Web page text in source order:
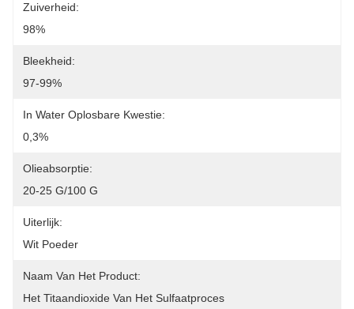
Zuiverheid:
98%
Bleekheid:
97-99%
In Water Oplosbare Kwestie:
0,3%
Olieabsorptie:
20-25 G/100 G
Uiterlijk:
Wit Poeder
Naam Van Het Product:
Het Titaandioxide Van Het Sulfaatproces